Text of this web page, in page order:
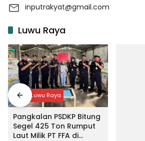
inputrakyat@gmail.com
Luwu Raya
Input Luwu Raya
Pangkalan PSDKP Bitung
Segel 425 Ton Rumput
Laut Milik PT FFA di